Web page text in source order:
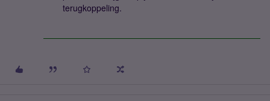
terugkoppeling.